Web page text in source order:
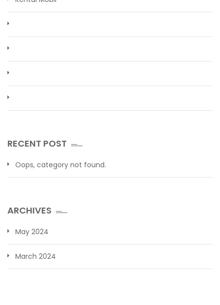
RECENT POST
Oops, category not found.
ARCHIVES
May 2024
March 2024